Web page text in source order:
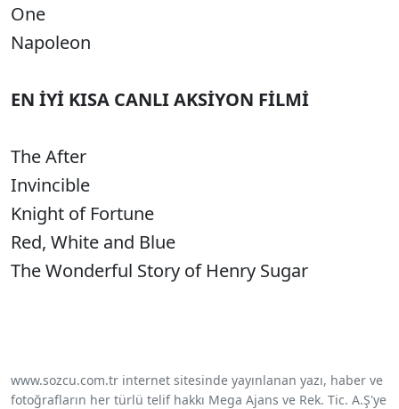
One
Napoleon
EN İYİ KISA CANLI AKSİYON FİLMİ
The After
Invincible
Knight of Fortune
Red, White and Blue
The Wonderful Story of Henry Sugar
www.sozcu.com.tr internet sitesinde yayınlanan yazı, haber ve
fotoğrafların her türlü telif hakkı Mega Ajans ve Rek. Tic. A.Ş'ye